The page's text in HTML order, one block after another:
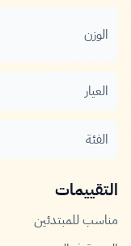
الوزن
العيار
الفئة
التقييمات
مناسب للمبتدئين